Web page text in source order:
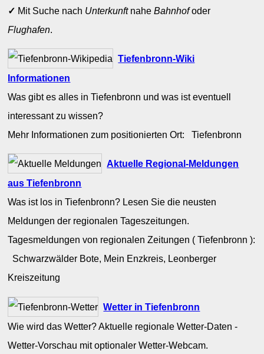
✓ Mit Suche nach UnterkunftnaheBahnhofoder
Flughafen.
Tiefenbronn-Wiki
Informationen
Was gibt es alles in Tiefenbronn und was ist eventuell
interessant zu wissen?
Mehr Informationen zum positionierten Ort: Tiefenbronn
Aktuelle Regional-Meldungen
aus Tiefenbronn
Was ist los in Tiefenbronn? Lesen Sie die neusten
Meldungen der regionalen Tageszeitungen.
Tagesmeldungen von regionalen Zeitungen ( Tiefenbronn ):
Schwarzwälder Bote, Mein Enzkreis, Leonberger
Kreiszeitung
Wetter in Tiefenbronn
Wie wird das Wetter? Aktuelle regionale Wetter-Daten -
Wetter-Vorschau mit optionaler Wetter-Webcam.